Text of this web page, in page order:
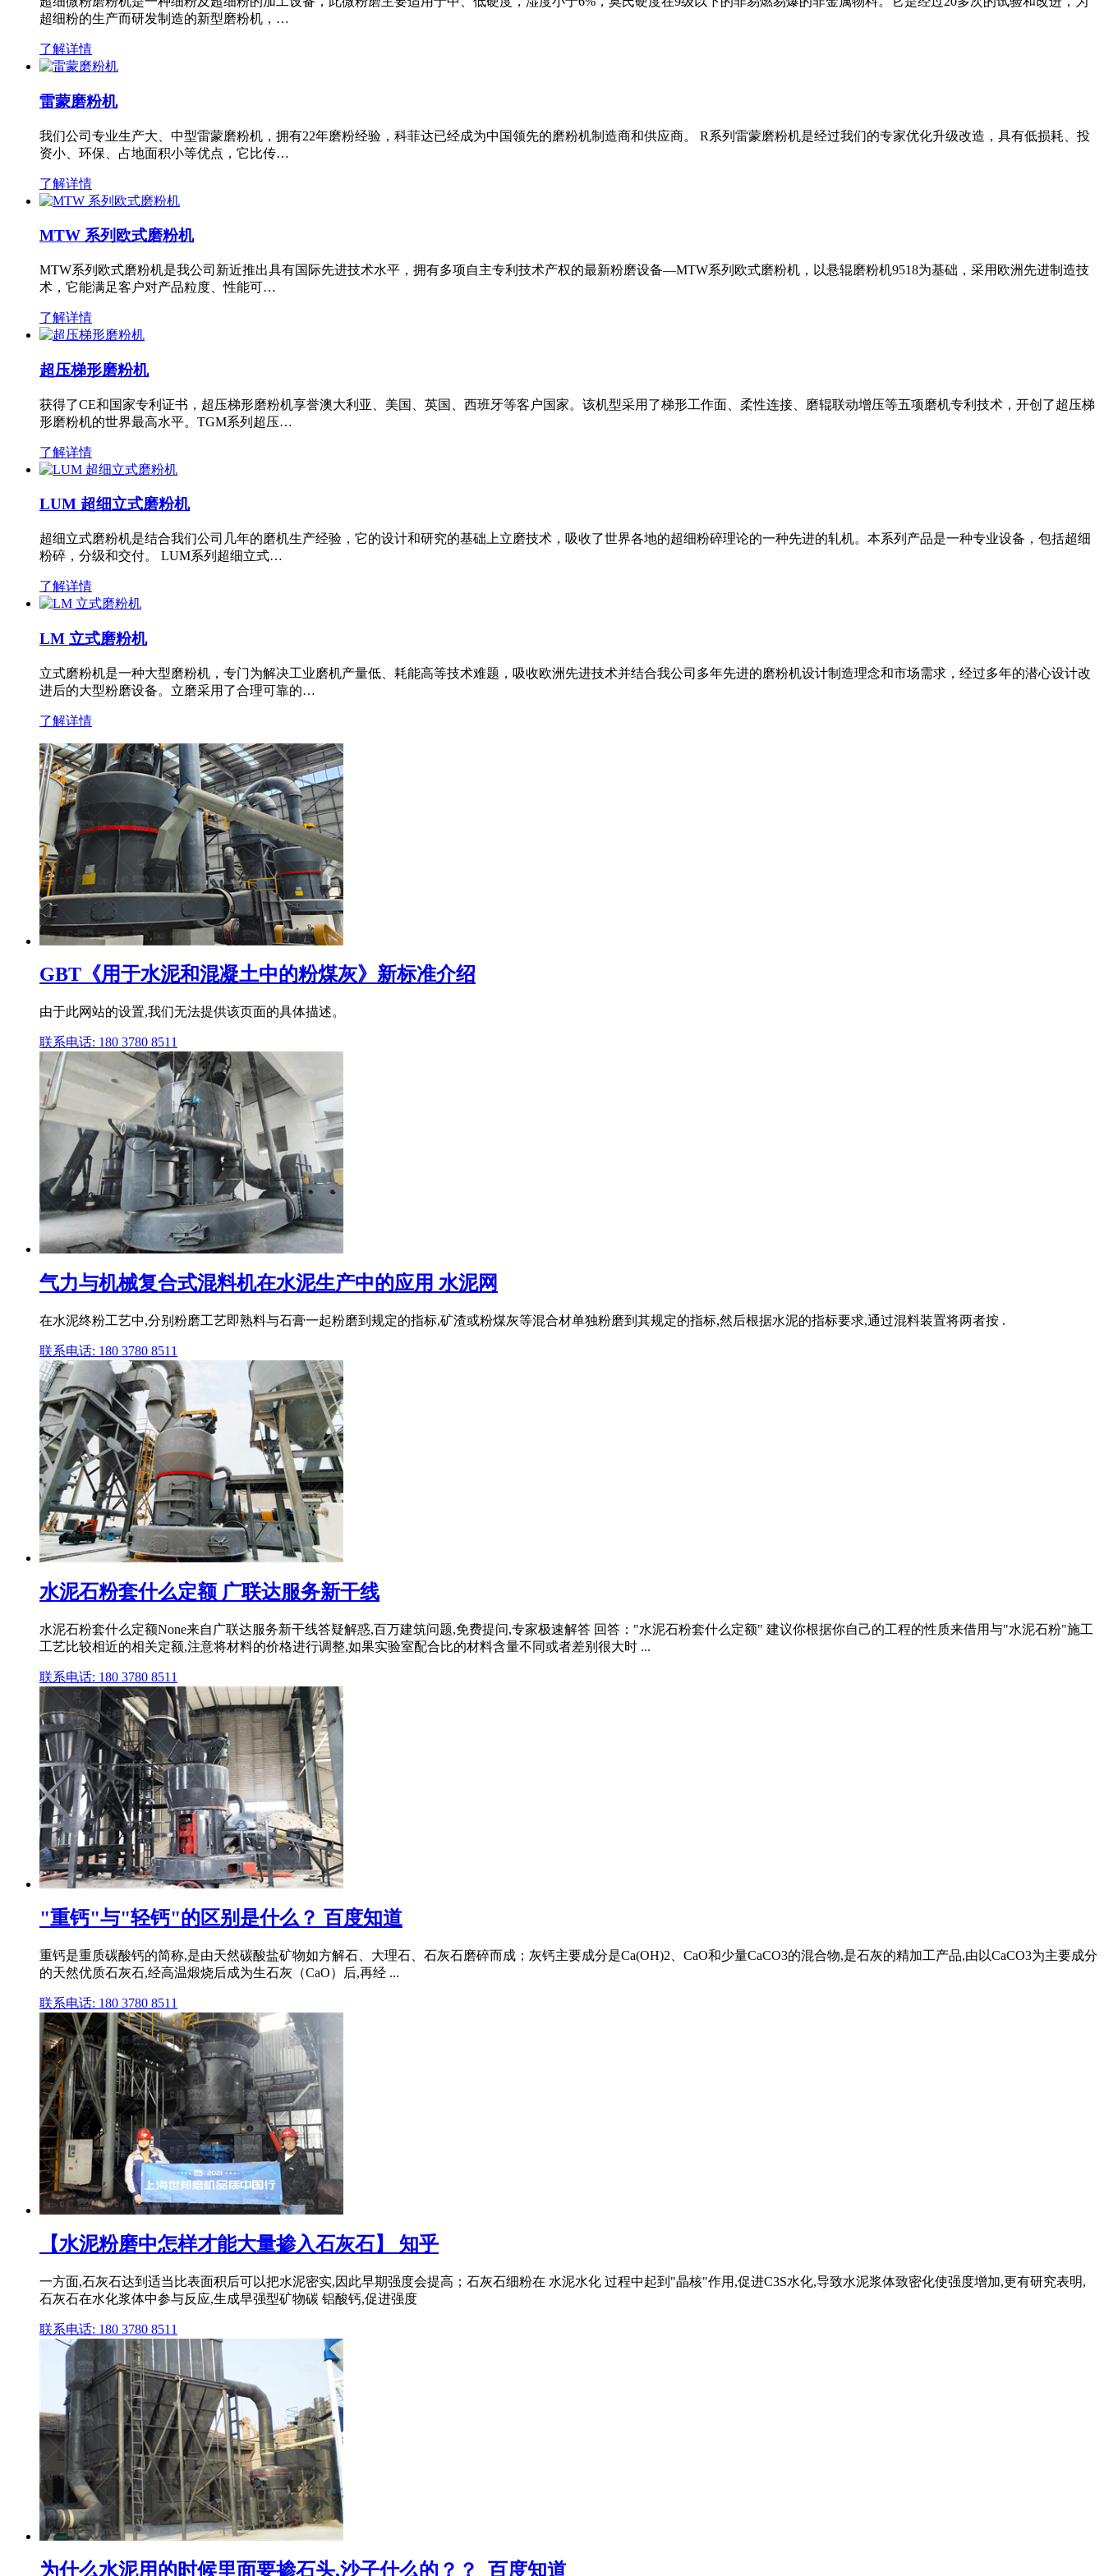
超细粉的生产而研发制造的新型磨粉机，…
了解详情
雷蒙磨粉机
我们公司专业生产大、中型雷蒙磨粉机，拥有22年磨粉经验，科菲达已经成为中国领先的磨粉机制造商和供应商。 R系列雷蒙磨粉机是经过我们的专家优化升级改造，具有低损耗、投
资小、环保、占地面积小等优点，它比传…
了解详情
MTW 系列欧式磨粉机
MTW系列欧式磨粉机是我公司新近推出具有国际先进技术水平，拥有多项自主专利技术产权的最新粉磨设备—MTW系列欧式磨粉机，以悬辊磨粉机9518为基础，采用欧洲先进制造技
术，它能满足客户对产品粒度、性能可…
了解详情
超压梯形磨粉机
获得了CE和国家专利证书，超压梯形磨粉机享誉澳大利亚、美国、英国、西班牙等客户国家。该机型采用了梯形工作面、柔性连接、磨辊联动增压等五项磨机专利技术，开创了超压梯
形磨粉机的世界最高水平。TGM系列超压…
了解详情
LUM 超细立式磨粉机
超细立式磨粉机是结合我们公司几年的磨机生产经验，它的设计和研究的基础上立磨技术，吸收了世界各地的超细粉碎理论的一种先进的轧机。本系列产品是一种专业设备，包括超细
粉碎，分级和交付。 LUM系列超细立式…
了解详情
LM 立式磨粉机
立式磨粉机是一种大型磨粉机，专门为解决工业磨机产量低、耗能高等技术难题，吸收欧洲先进技术并结合我公司多年先进的磨粉机设计制造理念和市场需求，经过多年的潜心设计改
进后的大型粉磨设备。立磨采用了合理可靠的…
了解详情
GBT《用于水泥和混凝土中的粉煤灰》新标准介绍
由于此网站的设置,我们无法提供该页面的具体描述。
联系电话: 180 3780 8511
气力与机械复合式混料机在水泥生产中的应用 水泥网
在水泥终粉工艺中,分别粉磨工艺即熟料与石膏一起粉磨到规定的指标,矿渣或粉煤灰等混合材单独粉磨到其规定的指标,然后根据水泥的指标要求,通过混料装置将两者按 .
联系电话: 180 3780 8511
水泥石粉套什么定额 广联达服务新干线
水泥石粉套什么定额None来自广联达服务新干线答疑解惑,百万建筑问题,免费提问,专家极速解答 回答："水泥石粉套什么定额" 建议你根据你自己的工程的性质来借用与"水泥石粉"施工
工艺比较相近的相关定额,注意将材料的价格进行调整,如果实验室配合比的材料含量不同或者差别很大时 ...
联系电话: 180 3780 8511
"重钙"与"轻钙"的区别是什么？ 百度知道
重钙是重质碳酸钙的简称,是由天然碳酸盐矿物如方解石、大理石、石灰石磨碎而成；灰钙主要成分是Ca(OH)2、CaO和少量CaCO3的混合物,是石灰的精加工产品,由以CaCO3为主要成分
的天然优质石灰石,经高温煅烧后成为生石灰（CaO）后,再经 ...
联系电话: 180 3780 8511
【水泥粉磨中怎样才能大量掺入石灰石】 知乎
一方面,石灰石达到适当比表面积后可以把水泥密实,因此早期强度会提高；石灰石细粉在 水泥水化 过程中起到"晶核"作用,促进C3S水化,导致水泥浆体致密化使强度增加,更有研究表明,
石灰石在水化浆体中参与反应,生成早强型矿物碳 铝酸钙,促进强度
联系电话: 180 3780 8511
为什么水泥用的时候里面要掺石头,沙子什么的？？_百度知道